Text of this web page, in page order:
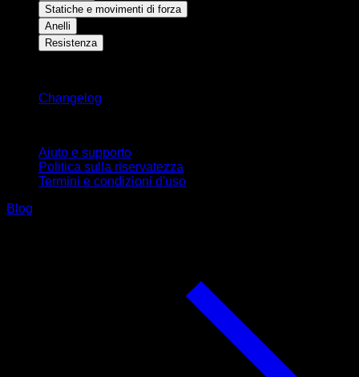
Statiche e movimenti di forza
Anelli
Resistenza
Changelog
Aiuto e supporto
Politica sulla riservatezza
Termini e condizioni d'uso
Blog